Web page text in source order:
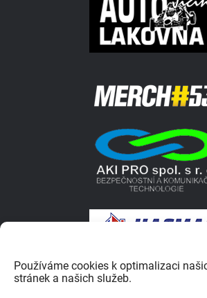
Používáme cookies k optimalizaci
stránek a našich služeb.